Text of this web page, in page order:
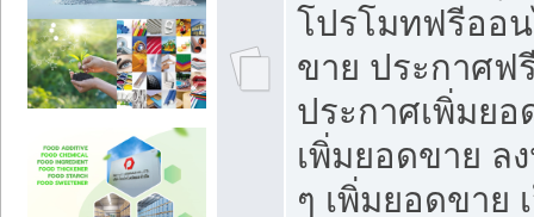
โปรโมทฟรีออ
ขาย ประกาศฟ
ประกาศเพิ่มย
เพิ่มยอดขาย ล
ๆ เพิ่มยอดขาย